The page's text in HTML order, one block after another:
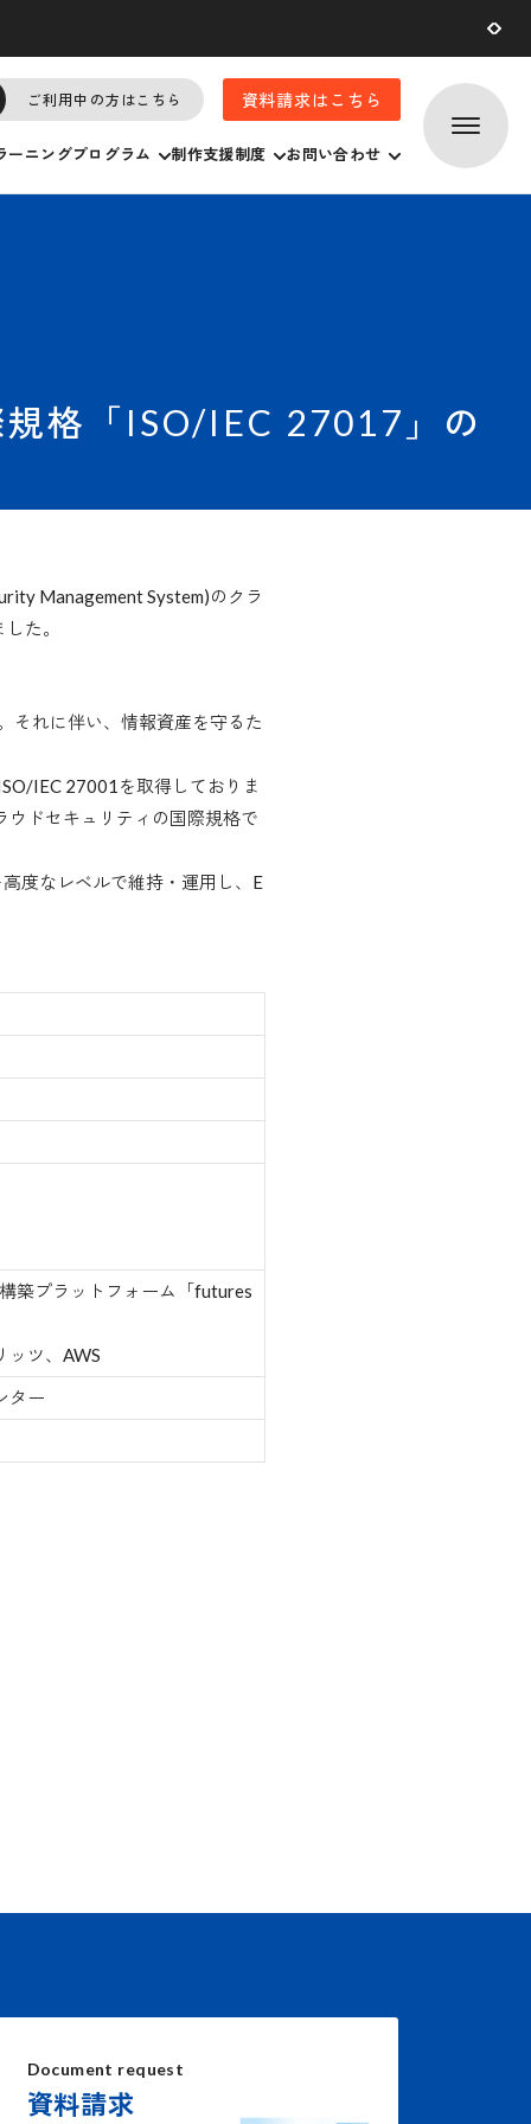
ご利用中の方はこちら 資料請求はこちら
ーニングプログラム 制作支援制度 お問い合わせ
格「ISO/IEC 27017」の
Management System)のクラ
た。
それに伴い、情報資産を守るた
IEC 27001を取得しておりま
ドセキュリティの国際規格で
度なレベルで維持・運用し、E
築プラットフォーム「futures
ッツ、AWS
ター
Document request
資料請求